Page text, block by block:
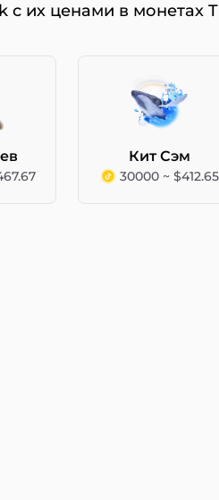
их ценами в монетах
Кит Сэм
30000 ~ $412.65